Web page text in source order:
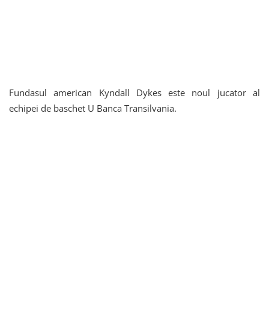
Fundasul american Kyndall Dykes este noul jucator al
echipei de baschet U Banca Transilvania.